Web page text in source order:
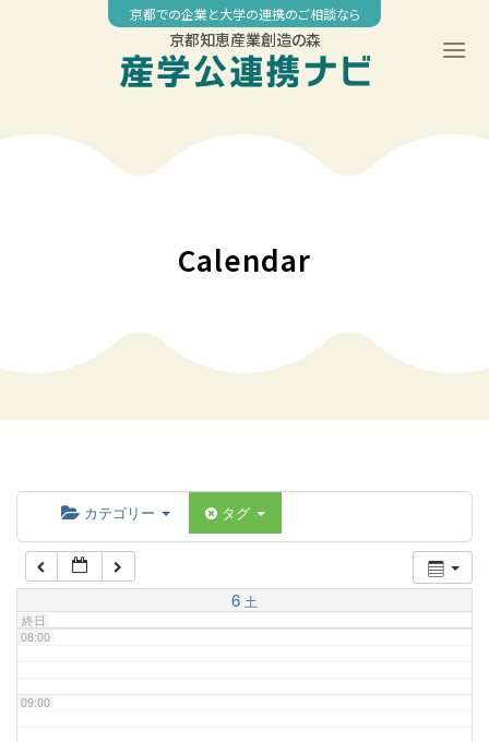
京都での企業と大学の連携のご相談なら
京都知恵産業創造の森
Calendar
カテゴリー タグ
6 土
終日
04:00
07:00
08:00
09:00